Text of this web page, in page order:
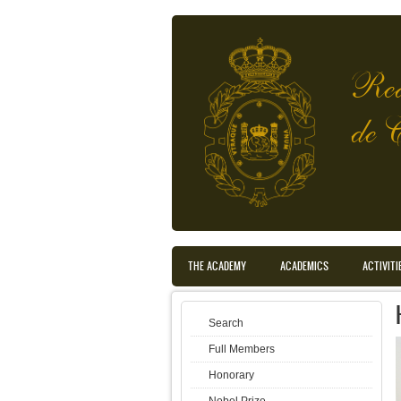
de
Main menu en translated
THE ACADEMY ACADEMICS
Search
Full Members
Honorary